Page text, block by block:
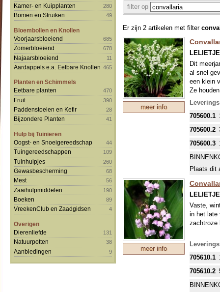
Kamer- en Kuipplanten 280
Bomen en Struiken 49
Bloembollen en Knollen
Voorjaarsbloeiend
685
Zomerbloeiend 678
Najaarsbloeiend 11
Aardappels e.a. Eetbare Knollen 465
Planten en Schimmels
Eetbare planten
470
Fruit 390
Paddenstoelen en Kefir 28
Bijzondere Planten 41
Hulp bij Tuinieren
Oogst- en Snoeigereedschap
44
Tuingereedschappen 109
Tuinhulpjes 260
Gewasbescherming 68
Mest 56
Zaaihulpmiddelen 190
Boeken 89
VreekenClub en Zaadgidsen 4
Overigen
Dierenliefde
131
Natuurpotten 38
Aanbiedingen 9
filter op
Er zijn 2 artikelen met filter
meer info
Dit
al snel
een klein
Ze
samen
eetbaar
705600.1
705600.2
705600.3
Plaats dit
meer info
Vaste,
in het late
zachtroze
705610.1
705610.2